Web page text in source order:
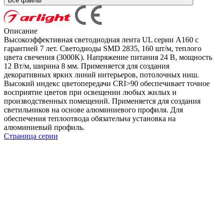
Описание
Высокоэффективная светодиодная лента UL серии A160 с
гарантией 7 лет. Светодиоды SMD 2835, 160 шт/м, теплого
цвета свечения (3000K). Напряжение питания 24 В, мощность
12 Вт/м, ширина 8 мм. Применяется для создания
декоративных ярких линий интерьеров, потолочных ниш.
Высокий индекс цветопередачи CRI>90 обеспечивает точное
восприятие цветов при освещении любых жилых и
производственных помещений. Применяется для создания
светильников на основе алюминиевого профиля. Для
обеспечения теплоотвода обязательна установка на
алюминиевый профиль.
Страница серии